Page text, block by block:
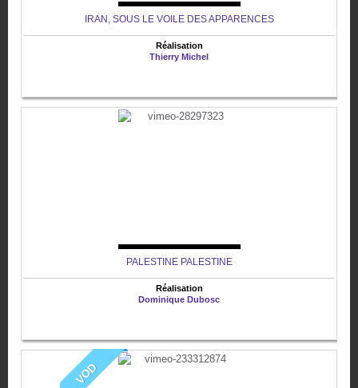
IRAN, SOUS LE VOILE DES APPARENCES
Réalisation
Thierry Michel
PALESTINE PALESTINE
Réalisation
Dominique Dubosc
VOD